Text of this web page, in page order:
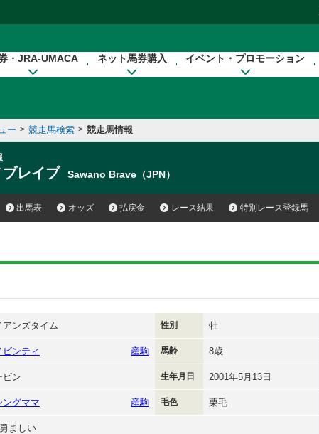
・JRA-UMACA ネット馬券購入 イベント・プロモーション
ー > 競走馬検索 > 競走馬情報
レイブ Sawano Brave（JPN）
出馬表 オッズ 払戻金 レース結果 特別レース登録馬
アンズタイム 性別 牡
ビンティ 産駒 馬齢 8歳
ビン 生年月日 2001年5月13日
ングママ 産駒 毛色 栗毛
ましい